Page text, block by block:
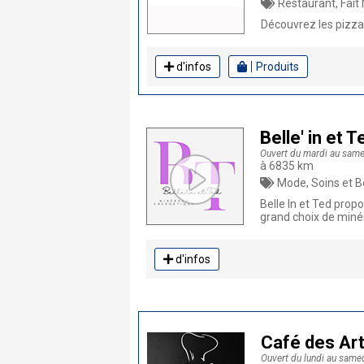
Restaurant, Fait
Découvrez les
d'infos Produits
Belle' in et
Ouvert du mardi au
à 6835 km
Mode, Soins et Beauté, Santé,
Belle In et Ted
grand choix de
d'infos
Café des
Ouvert du lundi au